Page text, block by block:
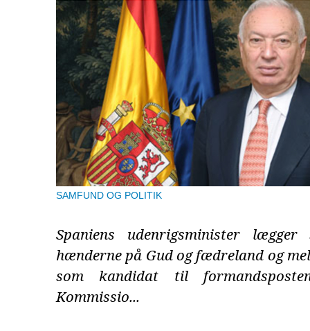
SAMFUND OG POLITIK
Spaniens udenrigsminister
hænderne på Gud og fædreland og
som kandidat til
Kommissio...